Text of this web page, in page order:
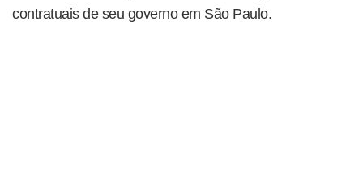
contratuais de seu governo em São Paulo.